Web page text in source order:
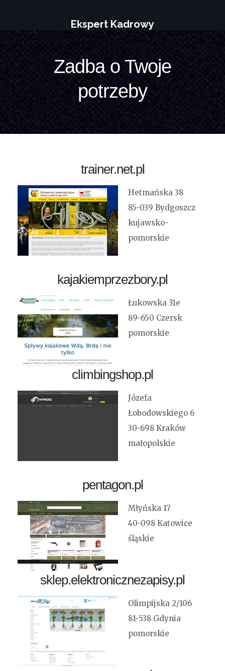
Ekspert Kadrowy
Zadba o Twoje
potrzeby
trainer.net.pl
Hetmańska 38
85-039 Bydgoszcz
kujawsko-
pomorskie
kajakiemprzezbory.pl
Łukowska 31e
89-650 Czersk
pomorskie
climbingshop.pl
Józefa
Łobodowskiego 6
30-698 Kraków
małopolskie
pentagon.pl
Młyńska 17
40-098 Katowice
śląskie
sklep.elektronicznezapisy.pl
Olimpijska 2/106
81-538 Gdynia
pomorskie